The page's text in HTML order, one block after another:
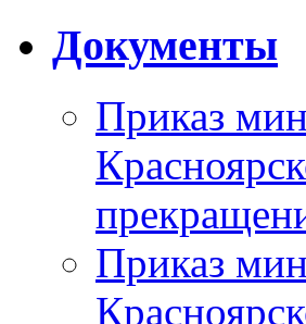
Документы
Приказ
Приказ